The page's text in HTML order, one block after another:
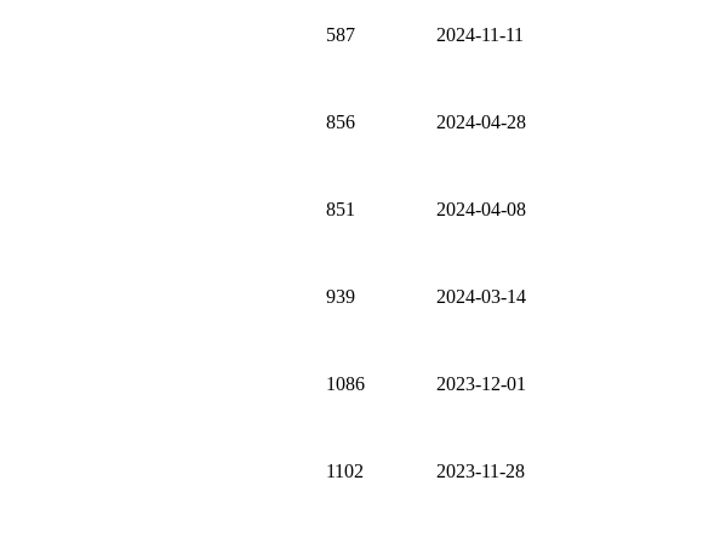
587 2024-11-11
856 2024-04-28
851 2024-04-08
939 2024-03-14
1086 2023-12-01
1102 2023-11-28